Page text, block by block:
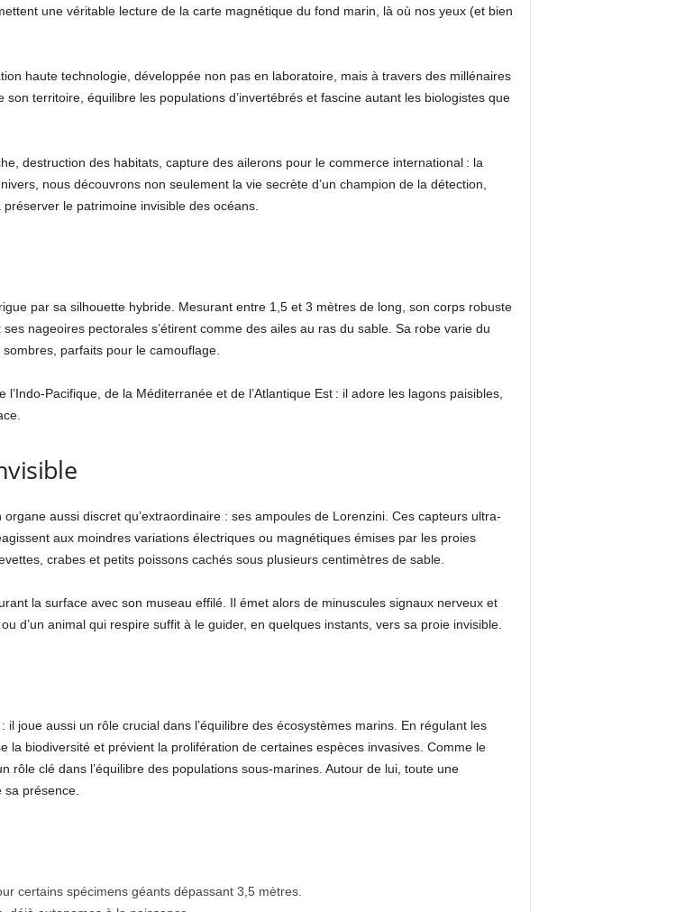
une véritable lecture de la carte magnétique du fond marin, là où nos yeux (et bien
haute technologie, développée non pas en laboratoire, mais à travers des millénaires
son territoire, équilibre les populations d’invertébrés et fascine autant les biologistes que
destruction des habitats, capture des ailerons pour le commerce international : la
nous découvrons non seulement la vie secrète d’un champion de la détection,
le patrimoine invisible des océans.
par sa silhouette hybride. Mesurant entre 1,5 et 3 mètres de long, son corps robuste
nageoires pectorales s’étirent comme des ailes au ras du sable. Sa robe varie du
parfaits pour le camouflage.
Pacifique, de la Méditerranée et de l’Atlantique Est : il adore les lagons paisibles,
aussi discret qu’extraordinaire : ses ampoules de Lorenzini. Ces capteurs ultra-
aux moindres variations électriques ou magnétiques émises par les proies
crabes et petits poissons cachés sous plusieurs centimètres de sable.
la surface avec son museau effilé. Il émet alors de minuscules signaux nerveux et
d’un animal qui respire suffit à le guider, en quelques instants, vers sa proie invisible.
joue aussi un rôle crucial dans l’équilibre des écosystèmes marins. En régulant les
la biodiversité et prévient la prolifération de certaines espèces invasives. Comme le
rôle clé dans l’équilibre des populations sous-marines. Autour de lui, toute une
présence.
certains spécimens géants dépassant 3,5 mètres.